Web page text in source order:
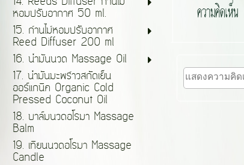
หอมปรับอากาศ 50 ml.
15. ก้านไม้หอมปรับอากาศ
Reed Diffuser 200 ml
16. น้ำมันนวด Massage Oil
17. น้ำมันมะพร้าวสกัดเย็น
ออร์แกนิค Organic Cold
Pressed Coconut Oil
18. บาล์มนวดอโรมา Massage
Balm
19. เทียนนวดอโรมา Massage
Candle
ความคิดเห็น